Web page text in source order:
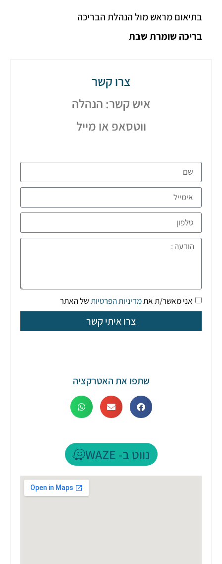
מראש מול הנהלת הבריכה
שומרת שבת
צרו קשר
איש קשר: הנהלה
ווטסאפ או מייל
אני מאשר/ת אתמדיניות הפרטיותשל האתר
צרו איתי קשר
שתפו את האטרקציה
נווט ב- WAZE